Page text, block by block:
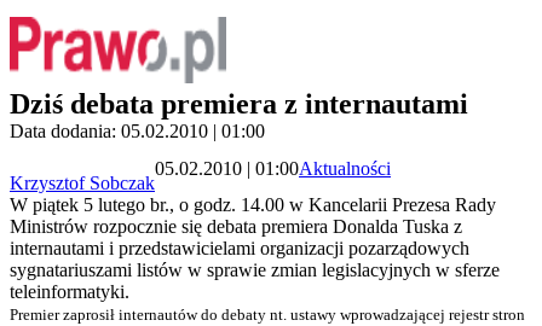
Dziś debata premiera z internautami
Data dodania: 05.02.2010 | 01:00
Krzysztof Sobczak
05.02.2010 | 01:00Aktualności
W piątek 5 lutego br., o godz. 14.00 w Kancelarii Prezesa Rady
Ministrów rozpocznie się debata premiera Donalda Tuska z
internautami i przedstawicielami organizacji pozarządowych
sygnatariuszami listów w sprawie zmian legislacyjnych w sferze
teleinformatyki.
Premier zaprosił internautów do debaty nt. ustawy wprowadzającej rejestr stron